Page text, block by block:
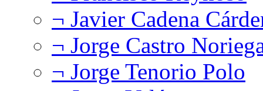
¬ Javier Cadena
¬ Jorge Castro
¬ Jorge Tenorio Polo